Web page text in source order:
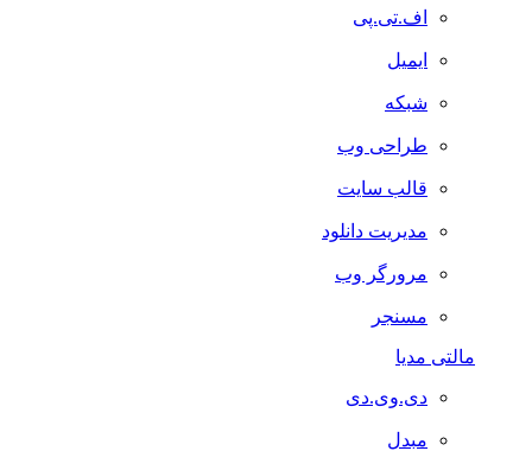
اف.تی.پی
ایمیل
شبکه
طراحی وب
قالب سایت
مدیریت دانلود
مرورگر وب
مسنجر
مالتی مدیا
دی.وی.دی
مبدل